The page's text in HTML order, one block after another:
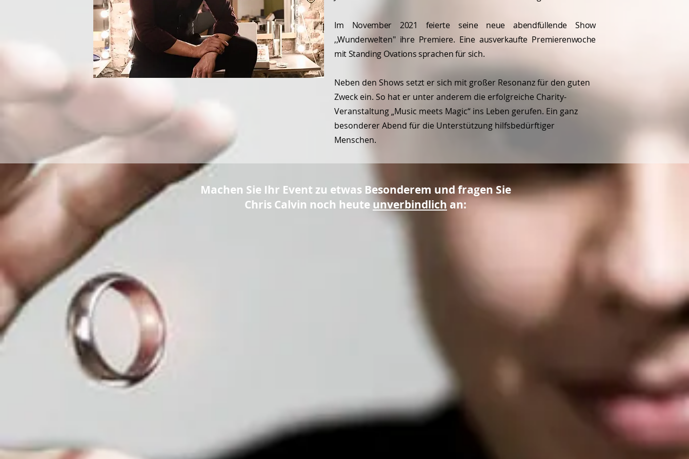
Im November 2021 feierte seine neue abendfüllende Show
,,Wunderwelten" ihre Premiere. Eine ausverkaufte Premierenwoche
mit Standing Ovations sprachen für sich.
Neben den Shows setzt er sich mit großer Resonanz für den guten
Zweck ein. So hat er unter anderem die erfolgreiche Charity-
Veranstaltung „Music meets Magic“ ins Leben gerufen. Ein ganz
besonderer Abend für die Unterstützung hilfsbedürftiger
Menschen.
Machen Sie Ihr Event zu etwas Besonderem und fragen Sie
Chris Calvin noch heute unverbindlich an: